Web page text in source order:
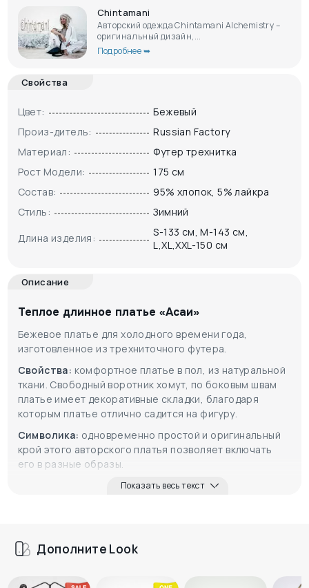
Chintamani
Авторский одежда Chintamani Alchemistry –
оригинальный дизайн,...
Подробнее ➥
Свойства
Цвет:
Бежевый
Произ-дитель:
Russian Factory
Материал:
Футер трехнитка
Рост Модели:
175 см
Состав:
95% хлопок, 5% лайкра
Стиль:
Зимний
Длина изделия:
S-133 см, M-143 см,
L,XL,XXL-150 см
Описание
Теплое длинное платье «Асаи»
Бежевое платье для холодного времени года,
изготовленное из трехниточного футера.
Свойства: комфортное платье в пол, из натуральной
ткани. Свободный воротник хомут, по боковым швам
платье имеет декоративные складки, благодаря
которым платье отлично садится на фигуру.
Символика: одновременно простой и оригинальный
крой этого авторского платья позволяет включать
его в разные образы.
Показать весь текст
Дополните Look